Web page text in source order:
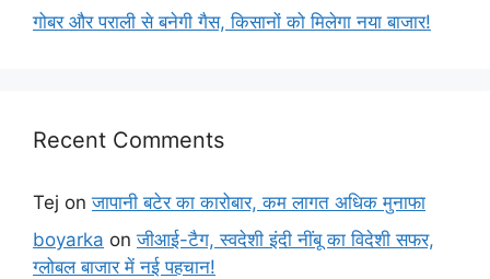
गोबर और पराली से बनेगी गैस, किसानों को मिलेगा नया बाजार!
Recent Comments
Tej onजापानी बटेर का कारोबार, कम लागत अधिक मुनाफा
boyarka onजीआई-टैग, स्वदेशी इंदी नींबू का विदेशी सफर,
ग्लोबल बाजार में नई पहचान!